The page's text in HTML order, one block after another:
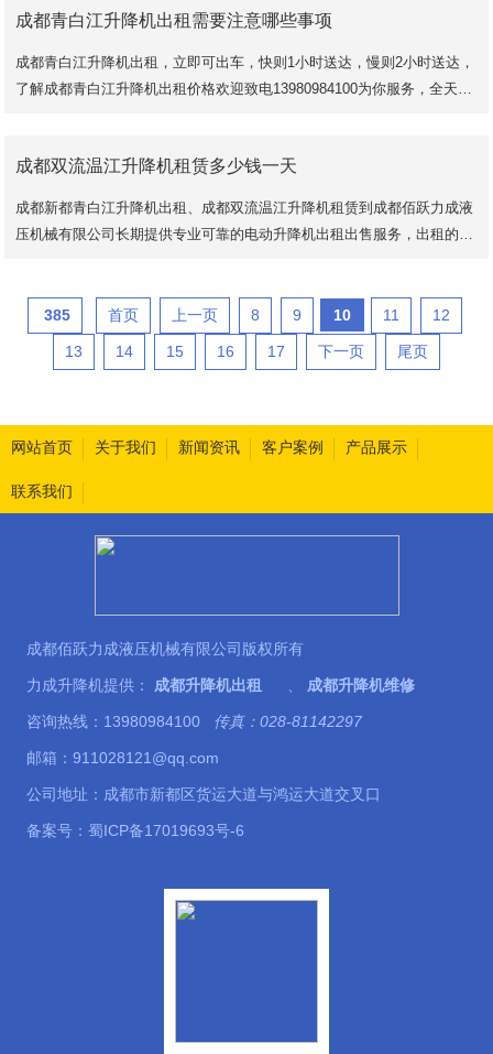
成都青白江升降机出租需要注意哪些事项
成都青白江升降机出租，立即可出车，快则1小时送达，慢则2小时送达，
了解成都青白江升降机出租价格欢迎致电13980984100为你服务，全天24
成都双流温江升降机租赁多少钱一天
成都新都青白江升降机出租、成都双流温江升降机租赁到成都佰跃力成液
压机械有限公司长期提供专业可靠的电动升降机出租出售服务，出租的设
385 首页 上一页 8 9 10 11 12
13 14 15 16 17 下一页 尾页
网站首页 关于我们 新闻资讯 客户案例 产品展示
联系我们
成都佰跃力成液压机械有限公司版权所有
力成升降机提供： 成都升降机出租 成都升降机维修
咨询热线：13980984100 传真：028-81142297
邮箱：911028121@qq.com
公司地址：成都市新都区货运大道与鸿运大道交叉口
备案号：蜀ICP备17019693号-6